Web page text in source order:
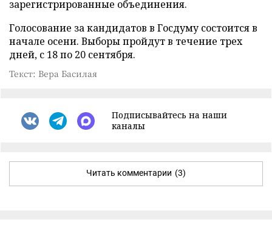
зарегистрированные объединения.
Голосование за кандидатов в Госдуму состоится в
начале осени. Выборы пройдут в течение трех
дней, с 18 по 20 сентября.
Текст: Вера Басилая
Подписывайтесь на наши
каналы
Читать комментарии (3)